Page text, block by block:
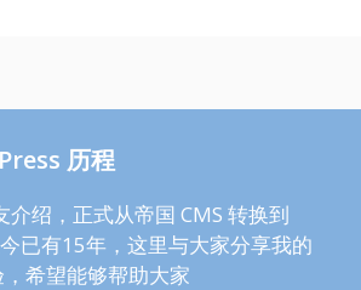
历程
介绍，正式从帝国 CMS 转换到
已有15年，这里与大家分享我的
希望能够帮助大家